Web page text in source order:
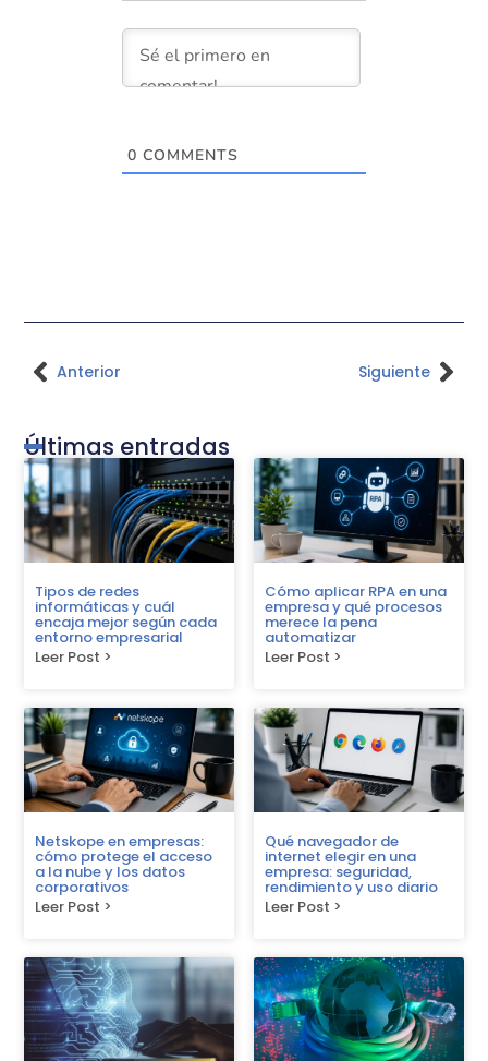
0 COMMENTS
Anterior Siguiente
Últimas entradas
Tipos de redes
informáticas y cuál
encaja mejor según cada
entorno empresarial
Leer Post >
Cómo aplicar RPA en una
empresa y qué procesos
merece la pena
automatizar
Leer Post >
Netskope en empresas:
cómo protege el acceso
a la nube y los datos
corporativos
Leer Post >
Qué navegador de
internet elegir en una
empresa: seguridad,
rendimiento y uso diario
Leer Post >